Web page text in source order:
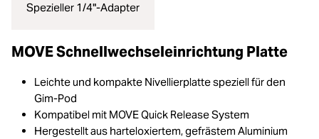
Spezieller 1/4"-Adapter
MOVE Schnellwechseleinrichtung Platte
Leichte und kompakte Nivellierplatte speziell für den
Gim-Pod
Kompatibel mit MOVE Quick Release System
Hergestellt aus harteloxiertem, gefrästem Aluminium